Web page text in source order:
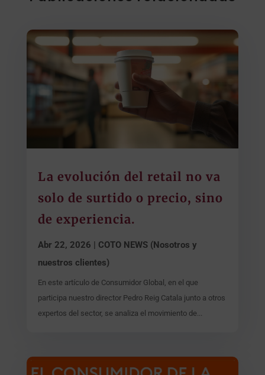
La evolución del retail no va
solo de surtido o precio, sino
de experiencia.
Abr 22, 2026 | COTO NEWS (Nosotros y
nuestros clientes)
En este artículo de Consumidor Global, en el que
participa nuestro director Pedro Reig Catala junto a otros
expertos del sector, se analiza el movimiento de...